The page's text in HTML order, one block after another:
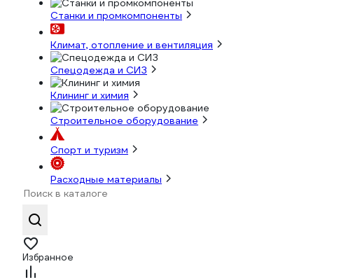
Станки и промкомпоненты
Климат, отопление и вентиляция
Спецодежда и СИЗ
Клининг и химия
Строительное оборудование
Спорт и туризм
Расходные материалы
Избранное